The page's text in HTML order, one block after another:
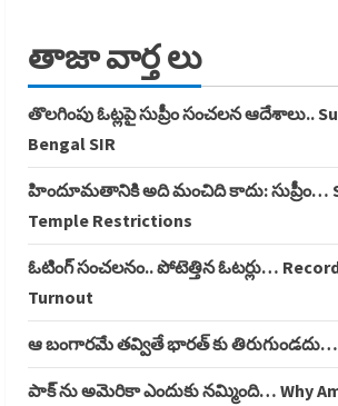
తాజా వార్త లు
తొలగింపు ఓట్లపై సుప్రీం సంచలన ఆదేశాలు..
Bengal SIR
హిందూమతానికి అది మంచిది కాదు: సుప్రీం…
Temple Restrictions
ఓటింగ్ సంచలనం.. పోటెత్తిన ఓటర్లు…
Turnout
ఆ బంగారమే తవ్వితే భారత్ కు తిరుగుండదు…
పాక్ ను అమెరికా ఎందుకు నమ్మింది… Why